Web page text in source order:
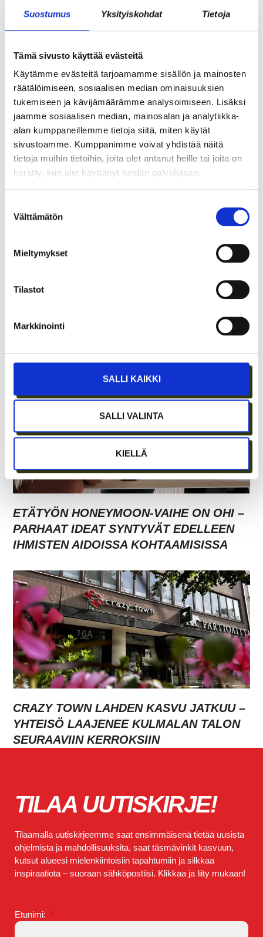
Suostumus Yksityiskohdat Tietoja
Tämä sivusto käyttää evästeitä
Käytämme evästeitä tarjoamamme sisällön ja mainosten
räätälöimiseen, sosiaalisen median ominaisuuksien
tukemiseen ja kävijämäärämme analysoimiseen. Lisäksi
jaamme sosiaalisen median, mainosalan ja analytiikka-
alan kumppaneillemme tietoja siitä, miten käytät
sivustoamme. Kumppanimme voivat yhdistää näitä
tietoja muihin tietoihin, joita olet antanut heille tai joita on
kerätty, kun olet käyttänyt heidän palvelujaan.
valinta
Välttämätön
Mieltymykset
Tilastot
Markkinointi
SALLI KAIKKI
SALLI VALINTA
KIELLÄ
ASIAKASYMMÄRRYS SYNTYY IHMISTEN
KESKELLÄ – JA NIIN SYNTYY MYÖS
MYYNTI
TARJOAVATKO COWORKING-TILAT
ETÄTYÖN HONEYMOON-VAIHE ON OHI –
PARHAAT IDEAT SYNTYVÄT EDELLEEN
IHMISTEN AIDOISSA KOHTAAMISISSA
CRAZY TOWN LAHDEN KASVU JATKUU –
YHTEISÖ LAAJENEE KULMALAN TALON
SEURAAVIIN KERROKSIIN
TILAA UUTISKIRJE!
Tilaamalla uutiskirjeemme saat ensimmäisenä tietää uusista
ohjelmista ja mahdollisuuksita, saat täsmävinkit kasvuun,
kutsut alueesi mielenkiintoisiin tapahtumiin ja silkkaa
inspiraatiota – suoraan sähköpostiisi. Klikkaa ja liity mukaan!
Etunimi: